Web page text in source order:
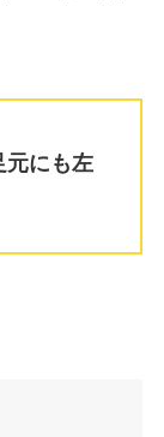
元にも左